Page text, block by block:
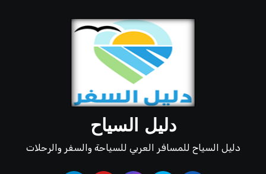
دليل السياح
دليل السياح للمسافر العربي للسياحة والسفر والرحلات